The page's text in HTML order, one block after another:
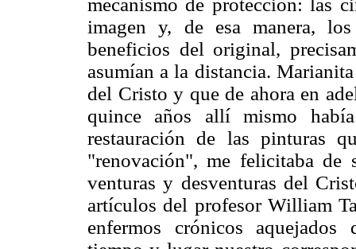
mecanismo de protección: las
imagen y, de esa manera,
beneficios del original,
asumían a la distancia.
del Cristo y que de ahora en
quince años allí mismo
restauración de las pinturas
"renovación", me felicitaba de
venturas y desventuras del
artículos del profesor William
enfermos crónicos aquejados